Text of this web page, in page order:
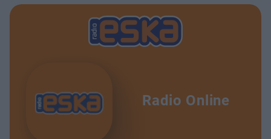
Radio Online